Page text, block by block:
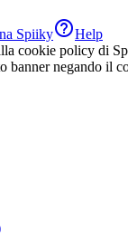
SpiikyHelp
cookie policy di
banner negando il